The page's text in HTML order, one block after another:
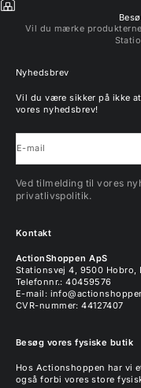
Vil du mærke
Nyhedsbrev
Vil du være sikker på ikke
vores nyhedsbrev!
E-mail
Ved tilmelding til vores
privatlivspolitik.
Kontakt
ActionShoppen ApS
Stationsvej 4, 9500 Hobro,
Telefonnr.: 40459576
E-mail:
CVR-nummer: 44127407
Besøg vores fysiske butik
Hos Actionshoppen har vi
også forbi vores store